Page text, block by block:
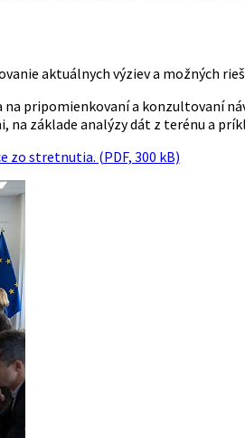
aktuálnych výziev a možných
na pripomienkovaní a konzultovaní
základe analýzy dát z terénu a
zo stretnutia. (PDF, 300 kB)